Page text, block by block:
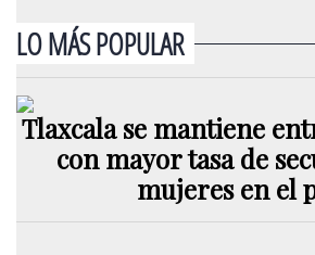
LO MÁS POPULAR
Tlaxcala se mantiene
con mayor tasa de
mujeres en el